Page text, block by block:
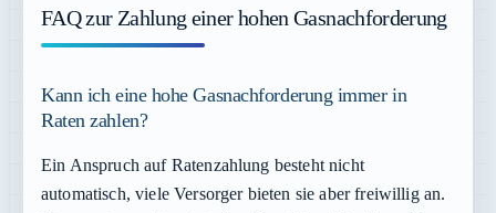
FAQ zur Zahlung einer hohen Gasnachforderung
Kann ich eine hohe Gasnachforderung immer in
Raten zahlen?
Ein Anspruch auf Ratenzahlung besteht nicht
automatisch, viele Versorger bieten sie aber freiwillig an.